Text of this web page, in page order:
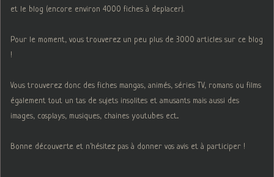
et le blog (encore environ 4000 fiches à deplacer).
Pour le moment, vous trouverez un peu plus de 3000 articles sur ce blog
!
Vous trouverez donc des fiches mangas, animés, séries TV, romans ou films
également tout un tas de sujets insolites et amusants mais aussi des
images, cosplays, musiques, chaines youtubes ect...
Bonne découverte et n'hésitez pas à donner vos avis et à participer !